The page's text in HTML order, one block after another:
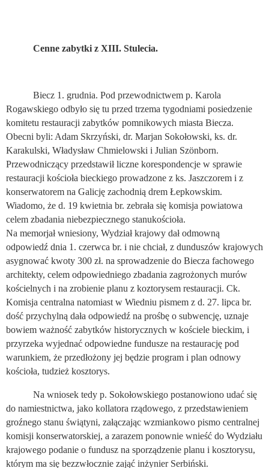
Cenne zabytki z XIII. Stulecia.
Biecz 1. grudnia. Pod przewodnictwem p. Karola
Rogawskiego odbyło się tu przed trzema tygodniami posiedzenie
komitetu restauracji zabytków pomnikowych miasta Biecza.
Obecni byli: Adam Skrzyński, dr. Marjan Sokołowski, ks. dr.
Karakulski, Władysław Chmielowski i Julian Szönborn.
Przewodniczący przedstawił liczne korespondencje w sprawie
restauracji kościoła bieckiego prowadzone z ks. Jaszczorem i z
konserwatorem na Galicję zachodnią drem Łepkowskim.
Wiadomo, że d. 19 kwietnia br. zebrała się komisja powiatowa
celem zbadania niebezpiecznego stanukościoła.
Na memorjał wniesiony, Wydział krajowy dał odmowną
odpowiedź dnia 1. czerwca br. i nie chciał, z dunduszów krajowych
asygnować kwoty 300 zł. na sprowadzenie do Biecza fachowego
architekty, celem odpowiedniego zbadania zagrożonych murów
kościelnych i na zrobienie planu z koztorysem restauracji. Ck.
Komisja centralna natomiast w Wiedniu pismem z d. 27. lipca br.
dość przychylną dała odpowiedź na prośbę o subwencję, uznaje
bowiem ważność zabytków historycznych w kościele bieckim, i
przyrzeka wyjednać odpowiedne fundusze na restaurację pod
warunkiem, że przedłożony jej będzie program i plan odnowy
kościoła, tudzież kosztorys.
Na wniosek tedy p. Sokołowskiego postanowiono udać się
do namiestnictwa, jako kollatora rządowego, z przedstawieniem
groźnego stanu świątyni, załączając wzmiankowo pismo centralnej
komisji konserwatorskiej, a zarazem ponownie wnieść do Wydziału
krajowego podanie o fundusz na sporządzenie planu i kosztorysu,
którym ma się bezzwłocznie zająć inżynier Serbiński.